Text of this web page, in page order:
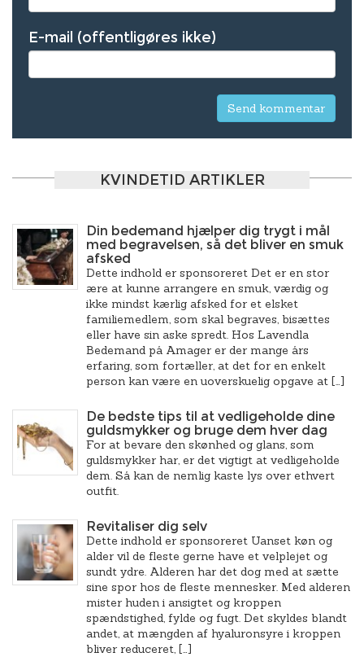
E-mail (offentligøres ikke)
KVINDETID ARTIKLER
Din bedemand hjælper dig trygt i mål
med begravelsen, så det bliver en smuk
afsked
Dette indhold er sponsoreret Det er en stor
ære at kunne arrangere en smuk, værdig og
ikke mindst kærlig afsked for et elsket
familiemedlem, som skal begraves, bisættes
eller have sin aske spredt. Hos Lavendla
Bedemand på Amager er der mange års
erfaring, som fortæller, at det for en enkelt
person kan være en uoverskuelig opgave at […]
De bedste tips til at vedligeholde dine
guldsmykker og bruge dem hver dag
For at bevare den skønhed og glans, som
guldsmykker har, er det vigtigt at vedligeholde
dem. Så kan de nemlig kaste lys over ethvert
outfit.
Revitaliser dig selv
Dette indhold er sponsoreret Uanset køn og
alder vil de fleste gerne have et velplejet og
sundt ydre. Alderen har det dog med at sætte
sine spor hos de fleste mennesker. Med alderen
mister huden i ansigtet og kroppen
spændstighed, fylde og fugt. Det skyldes blandt
andet, at mængden af hyaluronsyre i kroppen
bliver reduceret, […]